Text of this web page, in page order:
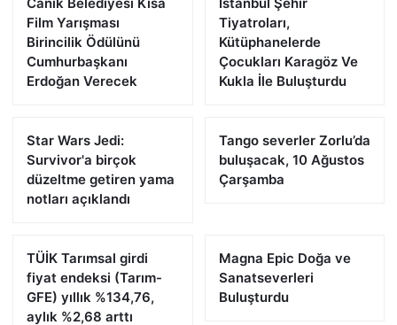
Film Yarışması
Birincilik Ödülünü
Cumhurbaşkanı
Erdoğan Verecek
Tiyatroları,
Kütüphanelerde
Çocukları Karagöz Ve
Kukla İle Buluşturdu
Star Wars Jedi:
Survivor'a birçok
düzeltme getiren yama
notları açıklandı
Tango severler Zorlu’da
buluşacak, 10 Ağustos
Çarşamba
TÜİK Tarımsal girdi
fiyat endeksi (Tarım-
GFE) yıllık %134,76,
aylık %2,68 arttı
Magna Epic Doğa ve
Sanatseverleri
Buluşturdu